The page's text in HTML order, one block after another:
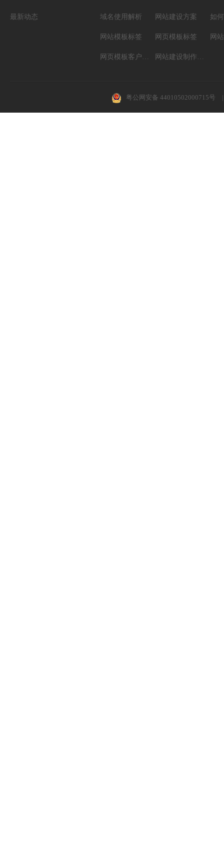
最新动态 域名使用解析 网站建设方案 如
网站模板标签 网页模板标签
网页模板客户案例 网站建设制作知识
粤公网安备 44010502000715号 |